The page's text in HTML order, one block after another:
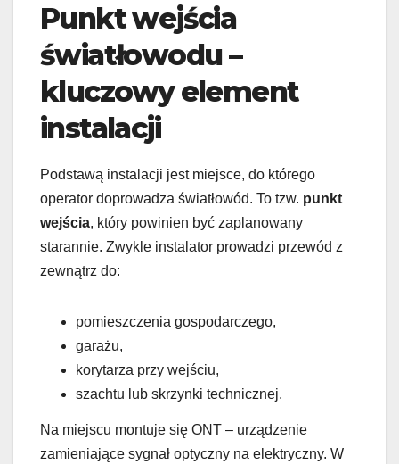
Punkt wejścia
światłowodu –
kluczowy element
instalacji
Podstawą instalacji jest miejsce, do którego
operator doprowadza światłowód. To tzw. punkt
wejścia, który powinien być zaplanowany
starannie. Zwykle instalator prowadzi przewód z
zewnątrz do:
pomieszczenia gospodarczego,
garażu,
korytarza przy wejściu,
szachtu lub skrzynki technicznej.
Na miejscu montuje się ONT – urządzenie
zamieniające sygnał optyczny na elektryczny. W